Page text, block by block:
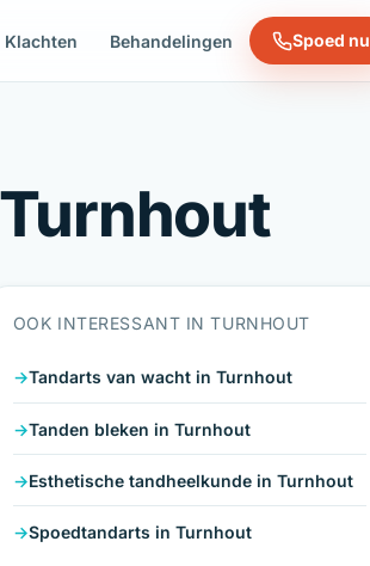
Klachten Behandelingen Spoed nu
OOK INTERESSANT IN TURNHOUT
Tandarts van wacht in Turnhout
Tanden bleken in Turnhout
Esthetische tandheelkunde in Turnhout
Spoedtandarts in Turnhout